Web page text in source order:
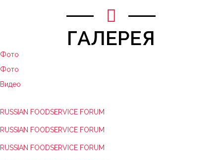
ГАЛЕРЕЯ
Фото
Фото
Видео
RUSSIAN FOODSERVICE FORUM
RUSSIAN FOODSERVICE FORUM
RUSSIAN FOODSERVICE FORUM